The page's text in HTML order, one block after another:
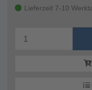
Lieferzeit 7-10